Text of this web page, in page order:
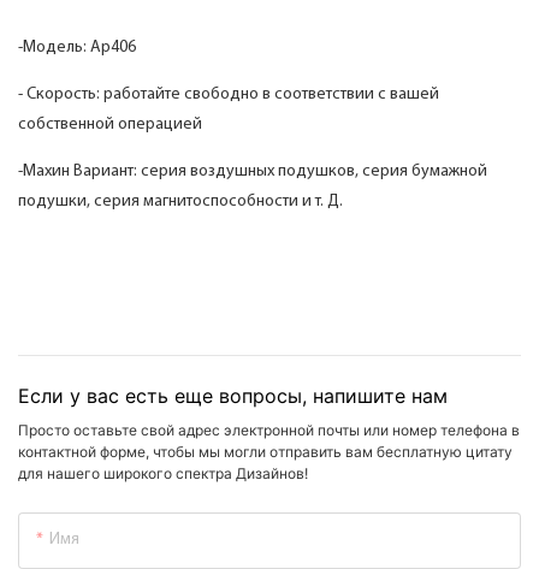
-Модель: Ap406
- Скорость: работайте свободно в соответствии с вашей
собственной операцией
-Махин Вариант: серия воздушных подушков, серия бумажной
подушки, серия магнитоспособности и т. Д.
Если у вас есть еще вопросы, напишите нам
Просто оставьте свой адрес электронной почты или номер телефона в
контактной форме, чтобы мы могли отправить вам бесплатную цитату
для нашего широкого спектра Дизайнов!
Имя